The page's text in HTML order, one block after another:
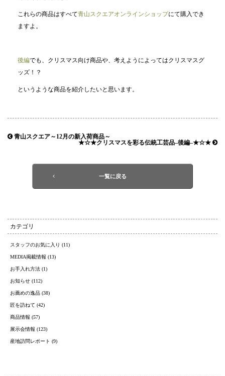
これらの商品はすべて青山スクエアオンラインショップにて購入でき
ますよ。
後編でも、クリスマス向け商品や、考えようによってはクリスマスグ
ッズ！？
というような商品を紹介したいと思います。
青山スクエア～12月の新入荷商品～
★☆★クリスマスを彩る伝統工芸品–後編–★☆★
一覧に戻る
カテゴリ
スタッフのお気に入り (11)
MEDIA掲載情報 (13)
お手入れ方法 (1)
お知らせ (112)
お薦めの逸品 (38)
匠を訪ねて (42)
商品情報 (57)
展示会情報 (123)
産地訪問レポート (9)